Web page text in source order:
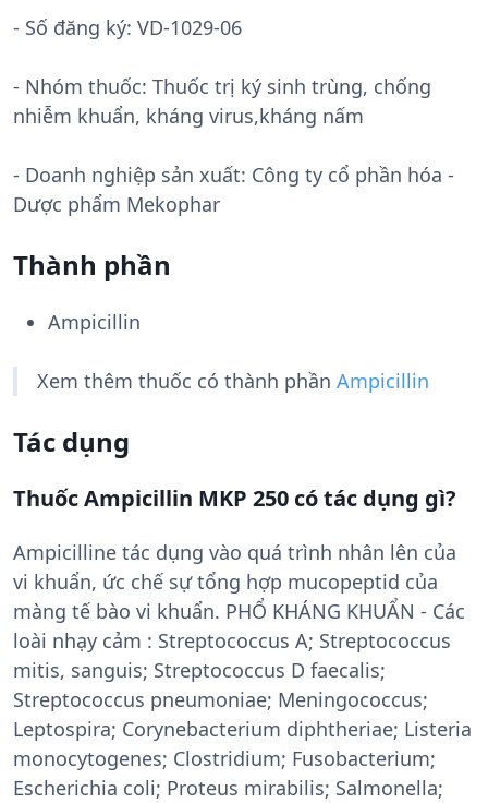
- Số đăng ký: VD-1029-06
- Nhóm thuốc: Thuốc trị ký sinh trùng, chống
nhiễm khuẩn, kháng virus,kháng nấm
- Doanh nghiệp sản xuất: Công ty cổ phần hóa -
Dược phẩm Mekophar
Thành phần
Ampicillin
Xem thêm thuốc có thành phần Ampicillin
Tác dụng
Thuốc Ampicillin MKP 250 có tác dụng gì?
Ampicilline tác dụng vào quá trình nhân lên của
vi khuẩn, ức chế sự tổng hợp mucopeptid của
màng tế bào vi khuẩn. PHỔ KHÁNG KHUẨN - Các
loài nhạy cảm : Streptococcus A; Streptococcus
mitis, sanguis; Streptococcus D faecalis;
Streptococcus pneumoniae; Meningococcus;
Leptospira; Corynebacterium diphtheriae; Listeria
monocytogenes; Clostridium; Fusobacterium;
Escherichia coli; Proteus mirabilis; Salmonella;